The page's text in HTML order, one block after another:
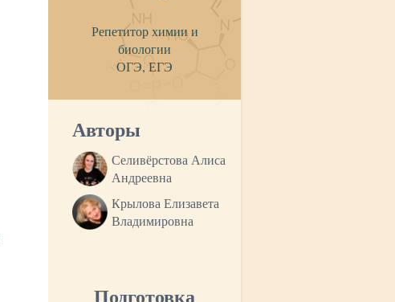
Репетитор химии и
биологии
ОГЭ, ЕГЭ
Авторы
Селивёрстова Алиса
Андреевна
Крылова Елизавета
Владимировна
Подготовка